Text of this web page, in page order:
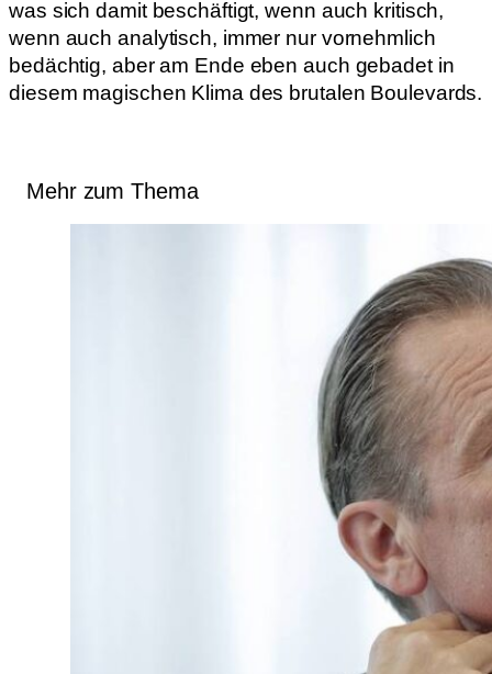
was sich damit beschäftigt, wenn auch kritisch,
wenn auch analytisch, immer nur vornehmlich
bedächtig, aber am Ende eben auch gebadet in
diesem magischen Klima des brutalen Boulevards.
Mehr zum Thema